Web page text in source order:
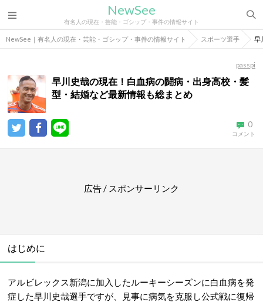
NewSee
有名人の現在・芸能・ゴシップ・事件の情報サイト
NewSee｜有名人の現在・芸能・ゴシップ・事件の情報サイト スポーツ選手 早
passpi
早川史哉の現在！白血病の闘病・出身高校・髪
型・結婚など最新情報も総まとめ
0
コメント
広告 / スポンサーリンク
はじめに
アルビレックス新潟に加入したルーキーシーズンに白血病を発
症した早川史哉選手ですが、見事に病気を克服し公式戦に復帰